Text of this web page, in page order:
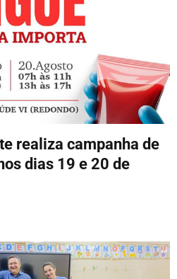
realiza campanha de
dias 19 e 20 de